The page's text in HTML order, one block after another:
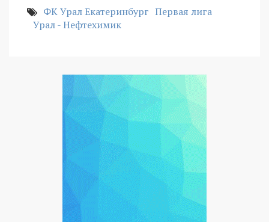
ФК Урал Екатеринбург Первая лига
Урал - Нефтехимик